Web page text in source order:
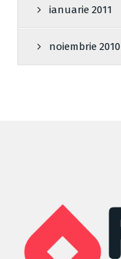
ianuarie 2011
noiembrie 2010